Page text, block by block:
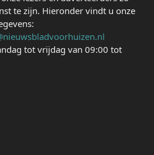
te zijn. Hieronder vindt u onze
tot vrijdag van 09:00 tot